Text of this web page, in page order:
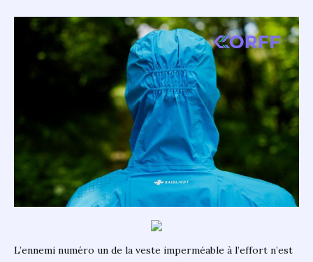
L’ennemi numéro un de la veste imperméable à l’effort n’est